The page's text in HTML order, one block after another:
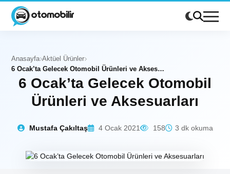
Anasayfa Aktüel Ürünler
6 Ocak’ta Gelecek Otomobil Ürünleri ve Aksesuarları
6 Ocak’ta Gelecek Otomobil
Ürünleri ve Aksesuarları
Mustafa Çakıltaş 4 Ocak 2021 158 3 dk okuma